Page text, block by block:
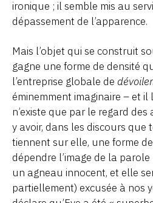
ironique ; il semble mis au
dépassement de l’apparence.
Mais l’objet qui se construit
gagne une forme de densité
l’entreprise globale de
éminemment imaginaire – et il
n’existe que par le regard
y avoir, dans les discours que
tiennent sur elle, une forme
dépendre l’image de la
un agneau innocent, et elle
partiellement) excusée à nos